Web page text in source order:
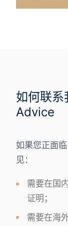
如何联
Advice
如果您正面
见：
需要在国
证明；
需要在海